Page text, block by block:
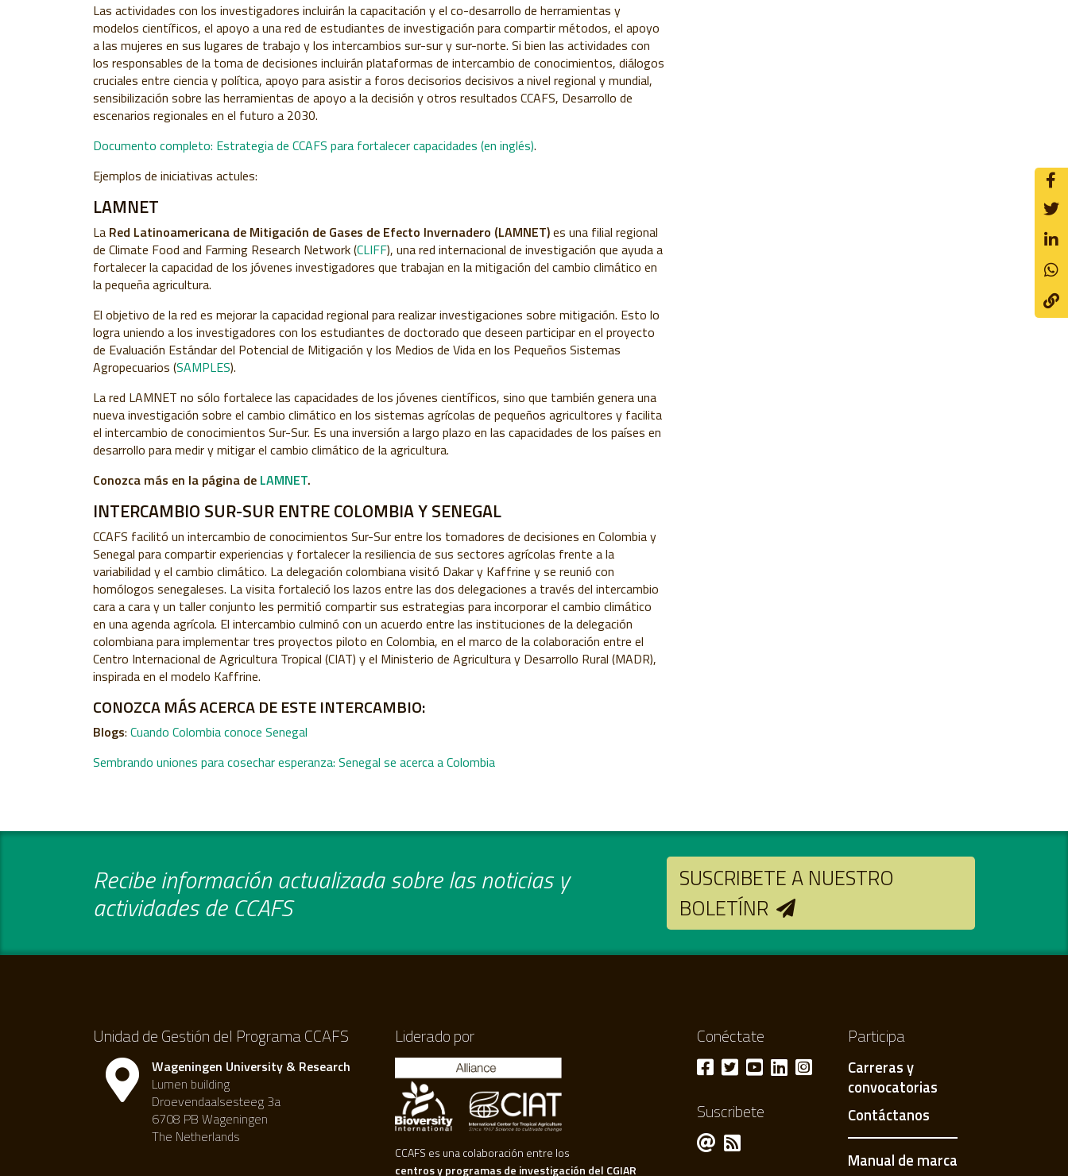
Las actividades con los investigadores incluirán la capacitación y el co-desarrollo de herramientas y
modelos científicos, el apoyo a una red de estudiantes de investigación para compartir métodos, el apoyo
a las mujeres en sus lugares de trabajo y los intercambios sur-sur y sur-norte. Si bien las actividades con
los responsables de la toma de decisiones incluirán plataformas de intercambio de conocimientos, diálogos
cruciales entre ciencia y política, apoyo para asistir a foros decisorios decisivos a nivel regional y mundial,
sensibilización sobre las herramientas de apoyo a la decisión y otros resultados CCAFS, Desarrollo de
escenarios regionales en el futuro a 2030.
Documento completo: Estrategia de CCAFS para fortalecer capacidades (en inglés).
Ejemplos de iniciativas actules:
LAMNET
La Red Latinoamericana de Mitigación de Gases de Efecto Invernadero (LAMNET)es una filial regional
de Climate Food and Farming Research Network (CLIFF), una red internacional de investigación que ayuda a
fortalecer la capacidad de los jóvenes investigadores que trabajan en la mitigación del cambio climático en
la pequeña agricultura.
El objetivo de la red es mejorar la capacidad regional para realizar investigaciones sobre mitigación. Esto lo
logra uniendo a los investigadores con los estudiantes de doctorado que deseen participar en el proyecto
de Evaluación Estándar del Potencial de Mitigación y los Medios de Vida en los Pequeños Sistemas
Agropecuarios (SAMPLES).
La red LAMNET no sólo fortalece las capacidades de los jóvenes científicos, sino que también genera una
nueva investigación sobre el cambio climático en los sistemas agrícolas de pequeños agricultores y facilita
el intercambio de conocimientos Sur-Sur. Es una inversión a largo plazo en las capacidades de los países en
desarrollo para medir y mitigar el cambio climático de la agricultura.
Conozca más en la página de LAMNET.
INTERCAMBIO SUR-SUR ENTRE COLOMBIA Y SENEGAL
CCAFS facilitó un intercambio de conocimientos Sur-Sur entre los tomadores de decisiones en Colombia y
Senegal para compartir experiencias y fortalecer la resiliencia de sus sectores agrícolas frente a la
variabilidad y el cambio climático. La delegación colombiana visitó Dakar y Kaffrine y se reunió con
homólogos senegaleses. La visita fortaleció los lazos entre las dos delegaciones a través del intercambio
cara a cara y un taller conjunto les permitió compartir sus estrategias para incorporar el cambio climático
en una agenda agrícola. El intercambio culminó con un acuerdo entre las instituciones de la delegación
colombiana para implementar tres proyectos piloto en Colombia, en el marco de la colaboración entre el
Centro Internacional de Agricultura Tropical (CIAT) y el Ministerio de Agricultura y Desarrollo Rural (MADR),
inspirada en el modelo Kaffrine.
CONOZCA MÁS ACERCA DE ESTE INTERCAMBIO:
Blogs: Cuando Colombia conoce Senegal
Sembrando uniones para cosechar esperanza: Senegal se acerca a Colombia
Recibe información actualizada sobre las noticias y
actividades de CCAFS
SUSCRIBETE A NUESTRO
BOLETÍNR
Unidad de Gestión del Programa CCAFS
Wageningen University & Research
Lumen building
Droevendaalsesteeg 3a
6708 PB Wageningen
The Netherlands
Liderado por
CCAFS es una colaboración entre los
centros y programas de investigación del CGIAR
Conéctate
Suscribete
Participa
Carreras y
convocatorias
Contáctanos
Manual de marca